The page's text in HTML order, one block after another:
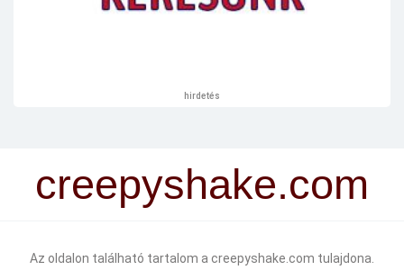
hirdetés
creepyshake.com
Az oldalon található tartalom a creepyshake.com tulajdona.